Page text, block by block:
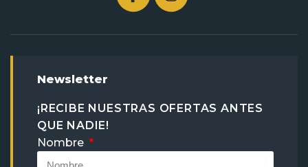
Newsletter
¡RECIBE NUESTRAS OFERTAS ANTES
QUE NADIE!
Nombre